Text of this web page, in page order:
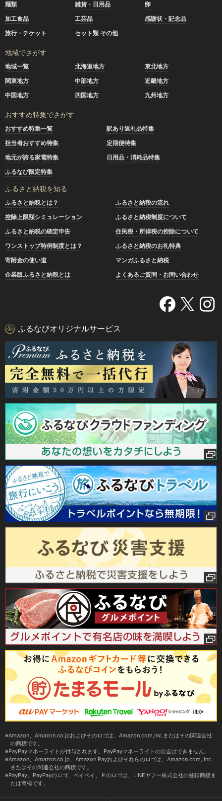
麺類
雑貨・日用品
卵
加工食品
工芸品
感謝状・記念品
旅行・チケット
セット類 その他
地域でさがす
地域一覧 北海道地方
東北地方
関東地方
中部地方
近畿地方
中国地方
四国地方 九州地方
おすすめ特集でさがす
おすすめ特集一覧
訳あり返礼品特集
担当者おすすめ特集
定期便特集
地元が誇る家電特集
日用品・消耗品特集
ふるなび限定特集
ふるさと納税を知る
ふるさと納税とは？
ふるさと納税の流れ
控除上限額シミュレーション
ふるさと納税制度について
ふるさと納税の確定申告
住民税・所得税の控除について
ワンストップ特例制度とは？
ふるさと納税のお礼特典
寄附金の使い道
マンガふるさと納税
企業版ふるさと納税とは
よくあるご質問・お問い合わせ
ふるなびオリジナルサービス
Amazon、Amazon.co.jpおよびそのロゴは、Amazon.com,Inc.またはその関連会社
の商標です。
PayPayマネーライトが付与されます。PayPayマネーライトの出金はできません。
Amazon、Amazon.co.jp、Amazon Payおよびそれらのロゴは、Amazon.com, Inc.
またはその関連会社の商標です。
PayPay、PayPayのロゴ、ペイペイ、Ｐのロゴは、LINEヤフー株式会社の登録商標ま
たは商標です。